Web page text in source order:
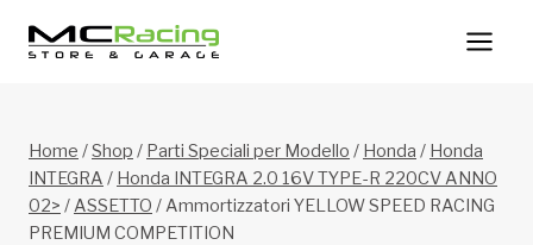
Home /Shop / Parti Speciali per Modello / Honda / Honda
INTEGRA / Honda INTEGRA 2.0 16V TYPE-R 220CV ANNO
02> /ASSETTO /Ammortizzatori YELLOW SPEED RACING
PREMIUM COMPETITION